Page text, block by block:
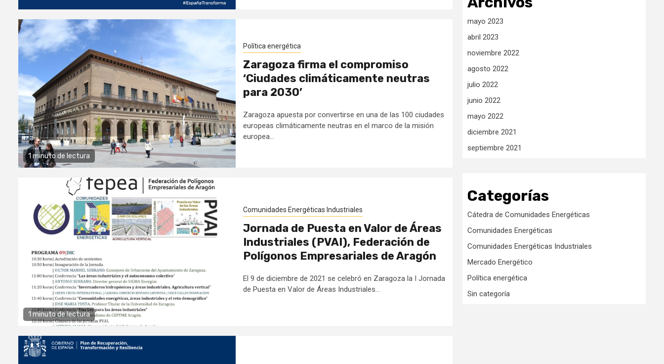
1 minuto de lectura
Política energética
Zaragoza firma el compromiso
‘Ciudades climáticamente neutras
para 2030’
Zaragoza apuesta por convertirse en una de las 100 ciudades
europeas climáticamente neutras en el marco de la misión
europea...
1 minuto de lectura
Comunidades Energéticas Industriales
Jornada de Puesta en Valor de Áreas
Industriales (PVAI), Federación de
Polígonos Empresariales de Aragón
El 9 de diciembre de 2021 se celebró en Zaragoza la I Jornada
de Puesta en Valor de Áreas Industriales...
mayo 2023
abril 2023
noviembre 2022
agosto 2022
julio 2022
junio 2022
mayo 2022
diciembre 2021
septiembre 2021
Categorías
Cátedra de Comunidades Energéticas
Comunidades Energéticas
Comunidades Energéticas Industriales
Mercado Energético
Política energética
Sin categoría